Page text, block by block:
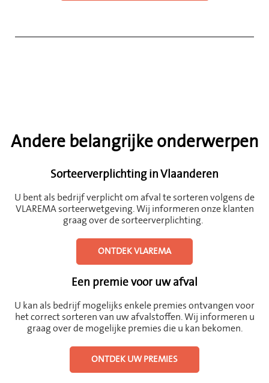
Andere belangrijke onderwerpen
Sorteerverplichting in Vlaanderen
U bent als bedrijf verplicht om afval te sorteren volgens de
VLAREMA sorteerwetgeving. Wij informeren onze klanten
graag over de sorteerverplichting.
ONTDEK VLAREMA
Een premie voor uw afval
U kan als bedrijf mogelijks enkele premies ontvangen voor
het correct sorteren van uw afvalstoffen. Wij informeren u
graag over de mogelijke premies die u kan bekomen.
ONTDEK UW PREMIES